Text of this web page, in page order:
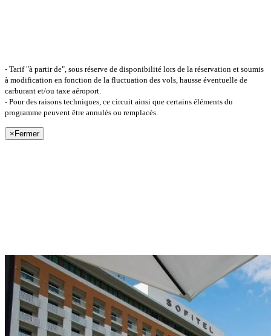
- Tarif "à partir de", sous réserve de disponibilité lors de la réservation et soumis
à modification en fonction de la fluctuation des vols, hausse éventuelle de
carburant et/ou taxe aéroport.
- Pour des raisons techniques, ce circuit ainsi que certains éléments du
programme peuvent être annulés ou remplacés.
× Fermer